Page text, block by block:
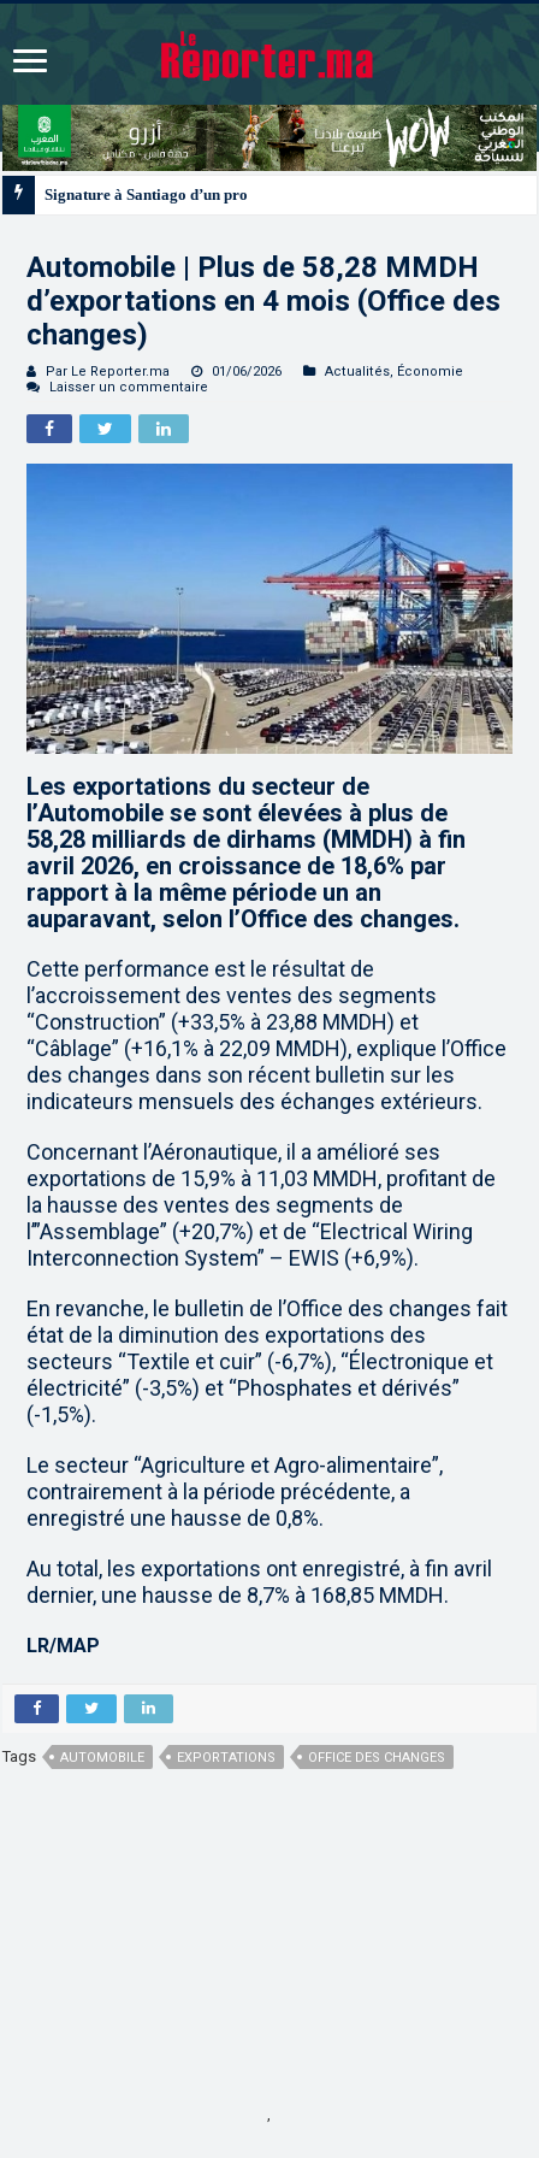
Automobile | Plus de 58,28 MMDH
d’exportations en 4 mois (Office des
changes)
Par Le Reporter.ma 01/06/2026 Actualités, Économie
Laisser un commentaire
Les exportations du secteur de
l’Automobile se sont élevées à plus de
58,28 milliards de dirhams (MMDH) à fin
avril 2026, en croissance de 18,6% par
rapport à la même période un an
auparavant, selon l’Office des changes.
Cette performance est le résultat de
l’accroissement des ventes des segments
“Construction” (+33,5% à 23,88 MMDH) et
“Câblage” (+16,1% à 22,09 MMDH), explique l’Office
des changes dans son récent bulletin sur les
indicateurs mensuels des échanges extérieurs.
Concernant l’Aéronautique, il a amélioré ses
exportations de 15,9% à 11,03 MMDH, profitant de
la hausse des ventes des segments de
l’”Assemblage” (+20,7%) et de “Electrical Wiring
Interconnection System” – EWIS (+6,9%).
En revanche, le bulletin de l’Office des changes fait
état de la diminution des exportations des
secteurs “Textile et cuir” (-6,7%), “Électronique et
électricité” (-3,5%) et “Phosphates et dérivés”
(-1,5%).
Le secteur “Agriculture et Agro-alimentaire”,
contrairement à la période précédente, a
enregistré une hausse de 0,8%.
Au total, les exportations ont enregistré, à fin avril
dernier, une hausse de 8,7% à 168,85 MMDH.
LR/MAP
Tags AUTOMOBILE EXPORTATIONS OFFICE DES CHANGES
,